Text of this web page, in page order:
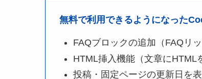
無料で利用できるようになった
FAQブロックの追加（FAQリ
HTML挿入機能（文章にHTML
投稿・固定ページの更新日を